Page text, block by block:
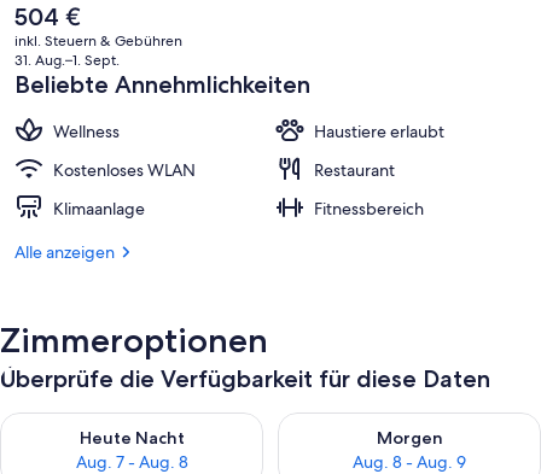
Der
aktuelle
Preis
beträgt
504 €.
504 €
inkl. Steuern & Gebühren
31. Aug.–1. Sept.
Beliebte Annehmlichkeiten
Wellness
Haustiere erlaubt
Kostenloses WLAN
Restaurant
Klimaanlage
Fitnessbereich
Alle anzeigen
Zimmeroptionen
Überprüfe die Verfügbarkeit für diese Daten
Heute Nacht
Aug. 7 - Aug. 8
Überprüfe die Verfügbarkeit für heute Nacht, Aug. 7 - Aug. 8.
Morgen
Aug. 8 - Aug. 9
Überprüfe die Verfügbarkeit